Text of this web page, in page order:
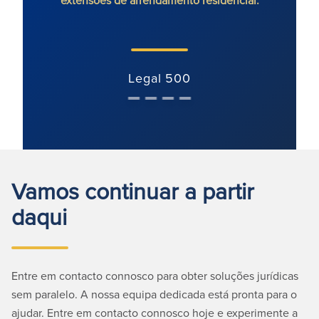
Legal 500
Vamos continuar a partir
daqui
Entre em contacto connosco para obter soluções jurídicas
sem paralelo. A nossa equipa dedicada está pronta para o
ajudar. Entre em contacto connosco hoje e experimente a